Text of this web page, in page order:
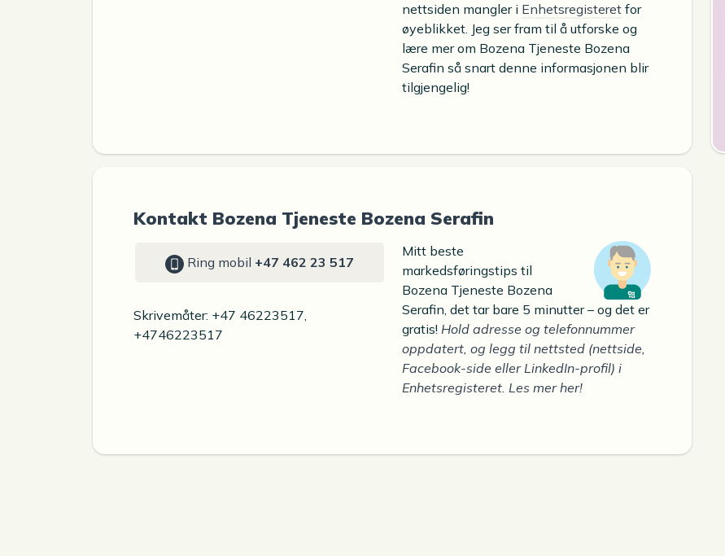
nettsiden mangler i Enhetsregisteret for
øyeblikket. Jeg ser fram til å utforske og
lære mer om Bozena Tjeneste Bozena
Serafin så snart denne informasjonen blir
tilgjengelig!
Kontakt Bozena Tjeneste Bozena Serafin
Ring mobil +47 462 23 517
Skrivemåter: +47 46223517,
+4746223517
Mitt beste
markedsføringstips til
Bozena Tjeneste Bozena
Serafin, det tar bare 5 minutter – og det er
gratis! Hold adresse og telefonnummer
oppdatert, og legg til nettsted (nettside,
Facebook-side eller LinkedIn-profil) i
Enhetsregisteret. Les mer her!